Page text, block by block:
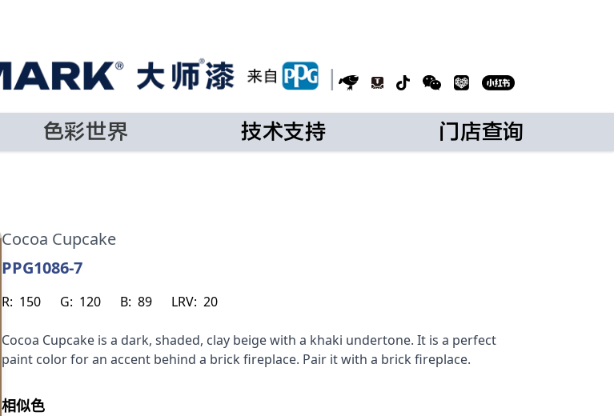
色彩世界 技术支持 门店查询
Cocoa Cupcake
PPG1086-7
R: 150 G: 120 B: 89 LRV: 20
Cocoa Cupcake is a dark, shaded, clay beige with a khaki undertone. It is a perfect
paint color for an accent behind a brick fireplace. Pair it with a brick fireplace.
相似色